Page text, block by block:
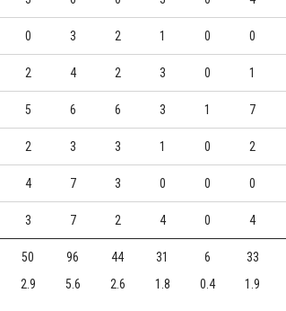
0 3 2 1 0 0
2 4 2 3 0 1
5 6 6 3 1 7
2 3 3 1 0 2
4 7 3 0 0 0
3 7 2 4 0 4
50 96 44 31 6 33
2.9 5.6 2.6 1.8 0.4 1.9